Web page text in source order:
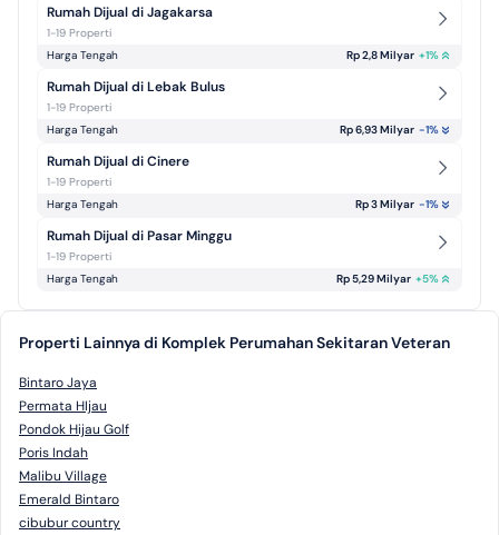
Rumah Dijual di Jagakarsa
1-19 Properti
Harga Tengah
Rp 2,8 Milyar +1%
Rumah Dijual di Lebak Bulus
1-19 Properti
Harga Tengah
Rp 6,93 Milyar -1%
Rumah Dijual di Cinere
1-19 Properti
Harga Tengah
Rp 3 Milyar -1%
Rumah Dijual di Pasar Minggu
1-19 Properti
Harga Tengah
Rp 5,29 Milyar +5%
Properti Lainnya di Komplek Perumahan Sekitaran Veteran
Bintaro Jaya
Permata HIjau
Pondok Hijau Golf
Poris Indah
Malibu Village
Emerald Bintaro
cibubur country